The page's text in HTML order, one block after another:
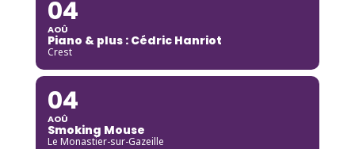
04
AOÛ
Piano & plus : Cédric Hanriot
Crest
04
AOÛ
Smoking Mouse
Le Monastier-sur-Gazeille